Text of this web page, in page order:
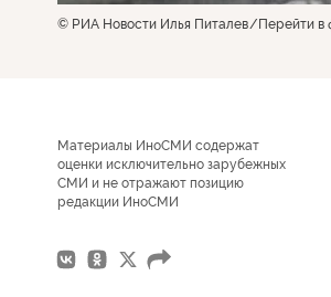
© РИА Новости Илья Питалев Перейти в
Материалы ИноСМИ содержат
оценки исключительно зарубежных
СМИ и не отражают позицию
редакции ИноСМИ